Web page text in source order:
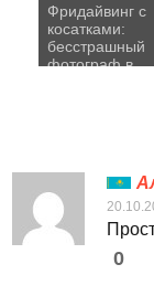
Фридайвинг с
косатками:
бесстрашный
фотограф в
0